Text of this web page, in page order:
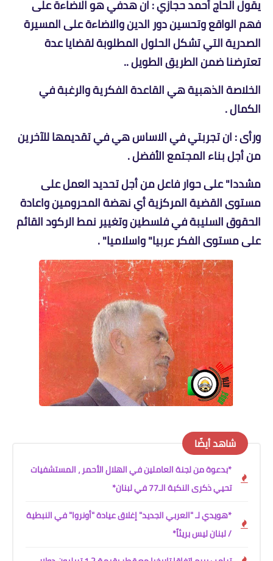
يقول الحاج أحمد حجازي : ان هدفي هو الاضاءة على
فهم الواقع وتحسين دور الدين والاضاءة على المسيرة
الصدرية التي تشكل الحلول المطلوبة لقضايا عدة
تعترضنا ضمن الطريق الطويل ..
الخلاصة الذهبية هي القاعدة الفكرية والرغبة في
الكمال .
ورأى : ان تجربتي في الاساس هي في تقديمها للآخرين
من أجل بناء المجتمع الأفضل .
مشددا" على حوار فاعل من أجل تحديد العمل على
مستوى القضية المركزية أي نهضة المحرومين واعادة
الحقوق السليبة في فلسطين وتغيير نمط الركود القائم
على مستوى الفكر عربيا" واسلاميا" .
شاهد أيضًا
*بدعوة من لجنة العاملين في الهلال الأحمر ، المستشفيات
تحيي ذكرى النكبة الـ77 في لبنان*
*هويدي لـ "العربي الجديد" إغلاق عيادة "أونروا" في النبطية
/ لبنان ليس بريئاً*